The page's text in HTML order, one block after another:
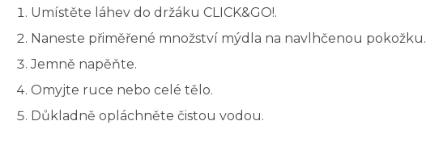
Umístěte láhev do držáku CLICK&GO!.
Naneste přiměřené množství mýdla na navlhčenou pokožku.
Jemně napěňte.
Omyjte ruce nebo celé tělo.
Důkladně opláchněte čistou vodou.